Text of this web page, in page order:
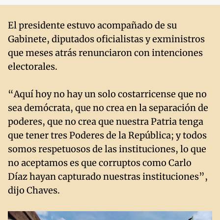
El presidente estuvo acompañado de su
Gabinete, diputados oficialistas y exministros
que meses atrás renunciaron con intenciones
electorales.
“Aquí hoy no hay un solo costarricense que no
sea demócrata, que no crea en la separación de
poderes, que no crea que nuestra Patria tenga
que tener tres Poderes de la República; y todos
somos respetuosos de las instituciones, lo que
no aceptamos es que corruptos como Carlo
Díaz hayan capturado nuestras instituciones”,
dijo Chaves.